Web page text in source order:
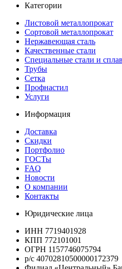
Категории
Листовой металлопрокат
Сортовой металлопрокат
Нержавеющая сталь
Качественные стали
Специальные стали и
Трубы
Сетка
Профнастил
Услуги
Информация
Доставка
Скидки
Портфолио
ГОСТы
FAQ
Новости
О компании
Контакты
Юридические лица
ИНН 7719401928
КПП 772101001
ОГРН 1157746075794
р/с 40702810500000172379